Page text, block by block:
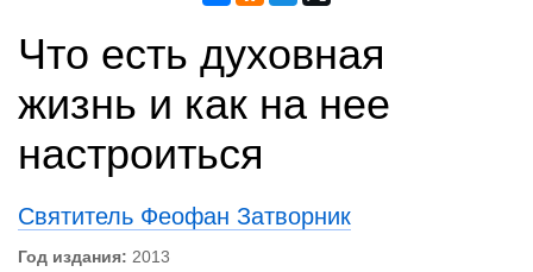
Что есть духовная
жизнь и как на нее
настроиться
Святитель Феофан Затворник
Год издания: 2013